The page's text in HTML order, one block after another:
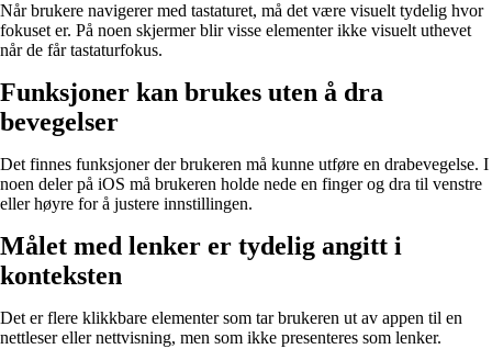
Når brukere navigerer med tastaturet, må det være visuelt tydelig hvor
fokuset er. På noen skjermer blir visse elementer ikke visuelt uthevet
når de får tastaturfokus.
Funksjoner kan brukes uten å dra
bevegelser
Det finnes funksjoner der brukeren må kunne utføre en drabevegelse. I
noen deler på iOS må brukeren holde nede en finger og dra til venstre
eller høyre for å justere innstillingen.
Målet med lenker er tydelig angitt i
konteksten
Det er flere klikkbare elementer som tar brukeren ut av appen til en
nettleser eller nettvisning, men som ikke presenteres som lenker.